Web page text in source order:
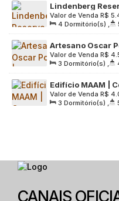
Terreno: 1782.00m²
Lindenberg
Lindenberg |
dormitórios | 02
R$
Valor de Venda
Sul, 04002-021,
4 Dormitório(s) ,
2 Sala(s) , 2
Terreno: 1782.00m²
Artesano Oscar
Pronto para
privativo | 02
R$
Valor de Venda
507, Zona Sul,
Brasil
3 Dormitório(s) ,
Sala(s) , 3 Suíte(s)
Terreno: 1997.00 m²
Edifício MAAM |
Construção |
| 02 vagas
R$
Valor de Venda
Sul, 04002-020,
3 Dormitório(s) ,
CANAIS